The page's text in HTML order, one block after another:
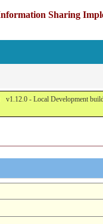
Sharing
- Local Development